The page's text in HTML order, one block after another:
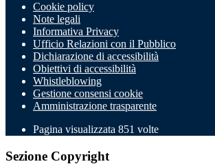
Cookie policy
Note legali
Informativa Privacy
Ufficio Relazioni con il Pubblico
Dichiarazione di accessibilità
Obiettivi di accessibilità
Whistleblowing
Gestione consensi cookie
Amministrazione trasparente
Pagina visualizzata 851 volte
Sezione Copyright